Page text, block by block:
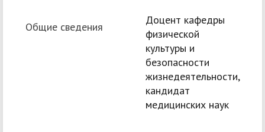
Общие сведения
Доцент кафедры
физической
культуры и
безопасности
жизнедеятельности,
кандидат
медицинских наук